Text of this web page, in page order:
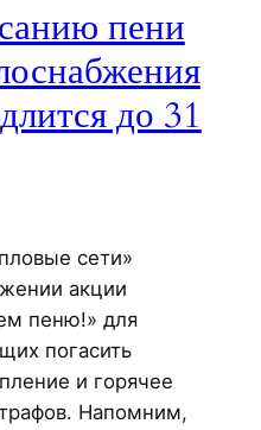
пени
до 31
сети»
акции
пеню!» для
погасить
и горячее
Напомним,